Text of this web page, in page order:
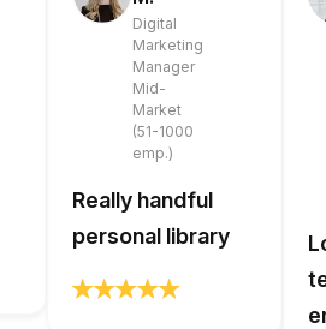
Digital
Marketing
Manager
Mid-
Market
(51-1000
emp.)
Really handful
personal library